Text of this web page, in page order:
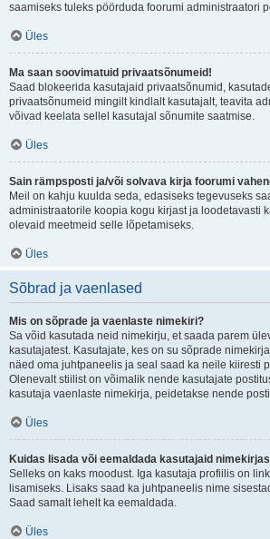
saamiseks tuleks pöörduda foorumi administraatori
Üles
Ma saan soovimatuid privaatsõnumeid!
Saad blokeerida kasutajaid privaatsõnumid,
privaatsõnumeid mingilt kindlalt kasutajalt, teavita
võivad keelata sellel kasutajal sõnumite saatmise.
Üles
Sain rämpsposti ja/või solvava kirja foorumi
Meil on kahju kuulda seda, edasiseks tegevuseks
administraatorile koopia kogu kirjast ja loodetavasti
olevaid meetmeid selle lõpetamiseks.
Üles
Sõbrad ja vaenlased
Mis on sõprade ja vaenlaste nimekiri?
Sa võid kasutada neid nimekirju, et saada parem
kasutajatest. Kasutajate, kes on su sõprade
näed oma juhtpaneelis ja seal saad ka neile kiiresti
Olenevalt stiilist on võimalik nende kasutajate
kasutaja vaenlaste nimekirja, peidetakse nende
Üles
Kuidas lisada või eemaldada kasutajaid
Selleks on kaks moodust. Iga kasutaja profiilis on
lisamiseks. Lisaks saad ka juhtpaneelis nime
Saad samalt lehelt ka eemaldada.
Üles